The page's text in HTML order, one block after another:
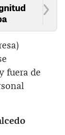
fuera de